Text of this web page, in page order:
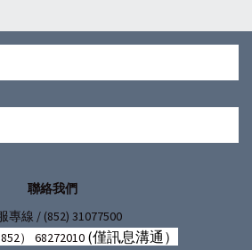
聯絡我們
專線 / (852) 31077500
） 68272010 (僅訊息溝通）